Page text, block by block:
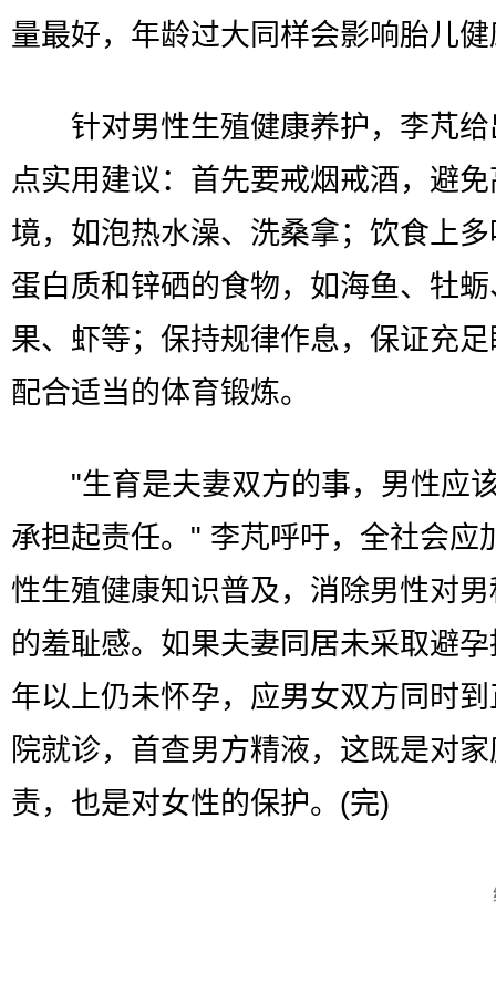
量最好，年龄过大同样会影响胎儿
针对男性生殖健康养护，李芃给
点实用建议：首先要戒烟戒酒，避
境，如泡热水澡、洗桑拿；饮食上
蛋白质和锌硒的食物，如海鱼、牡
果、虾等；保持规律作息，保证充
配合适当的体育锻炼。
"生育是夫妻双方的事，男性应
承担起责任。" 李芃呼吁，全社会应
性生殖健康知识普及，消除男性对
的羞耻感。如果夫妻同居未采取避
年以上仍未怀孕，应男女双方同时
院就诊，首查男方精液，这既是对
责，也是对女性的保护。(完)